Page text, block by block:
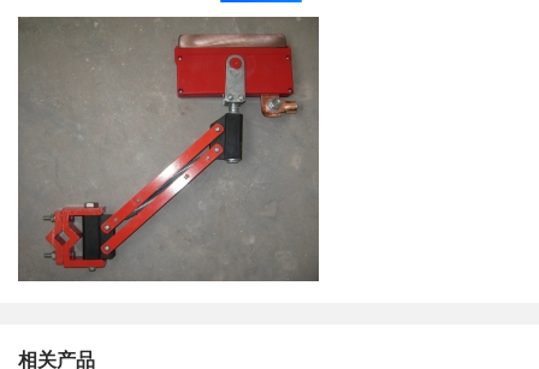
相关产品